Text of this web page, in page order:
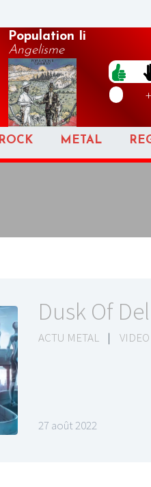
Population Ii
Angelisme
ROCK METAL
Dusk Of
ACTU METAL |
27 août 2022